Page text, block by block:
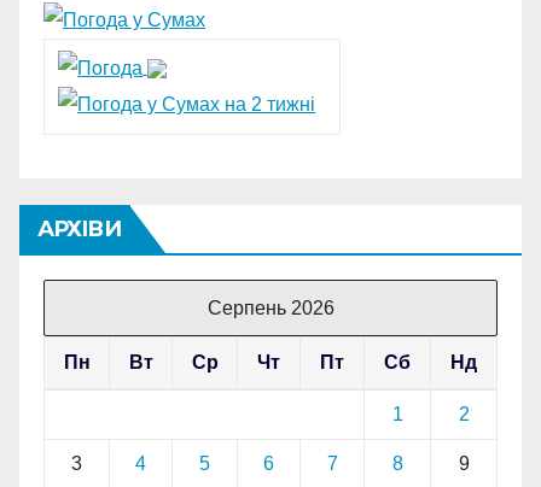
АРХІВИ
Серпень 2026
Пн Вт Ср Чт Пт Сб Нд
1 2
3 4 5 6 7 8 9